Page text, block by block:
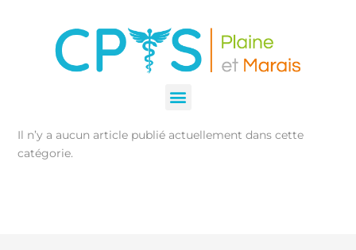
Il n’y a aucun article publié actuellement dans cette
catégorie.